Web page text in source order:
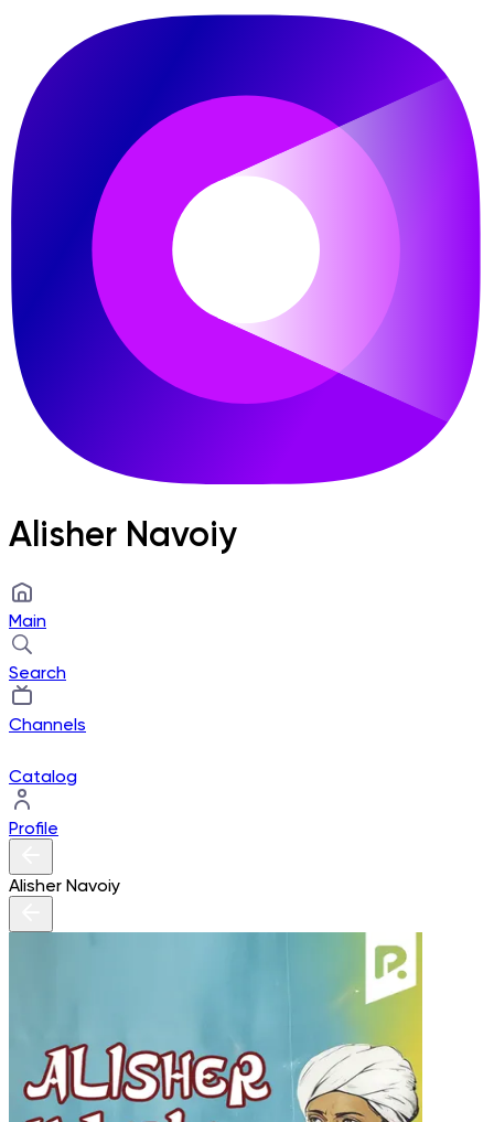
Alisher Navoiy
Main
Search
Channels
Catalog
Profile
Alisher Navoiy